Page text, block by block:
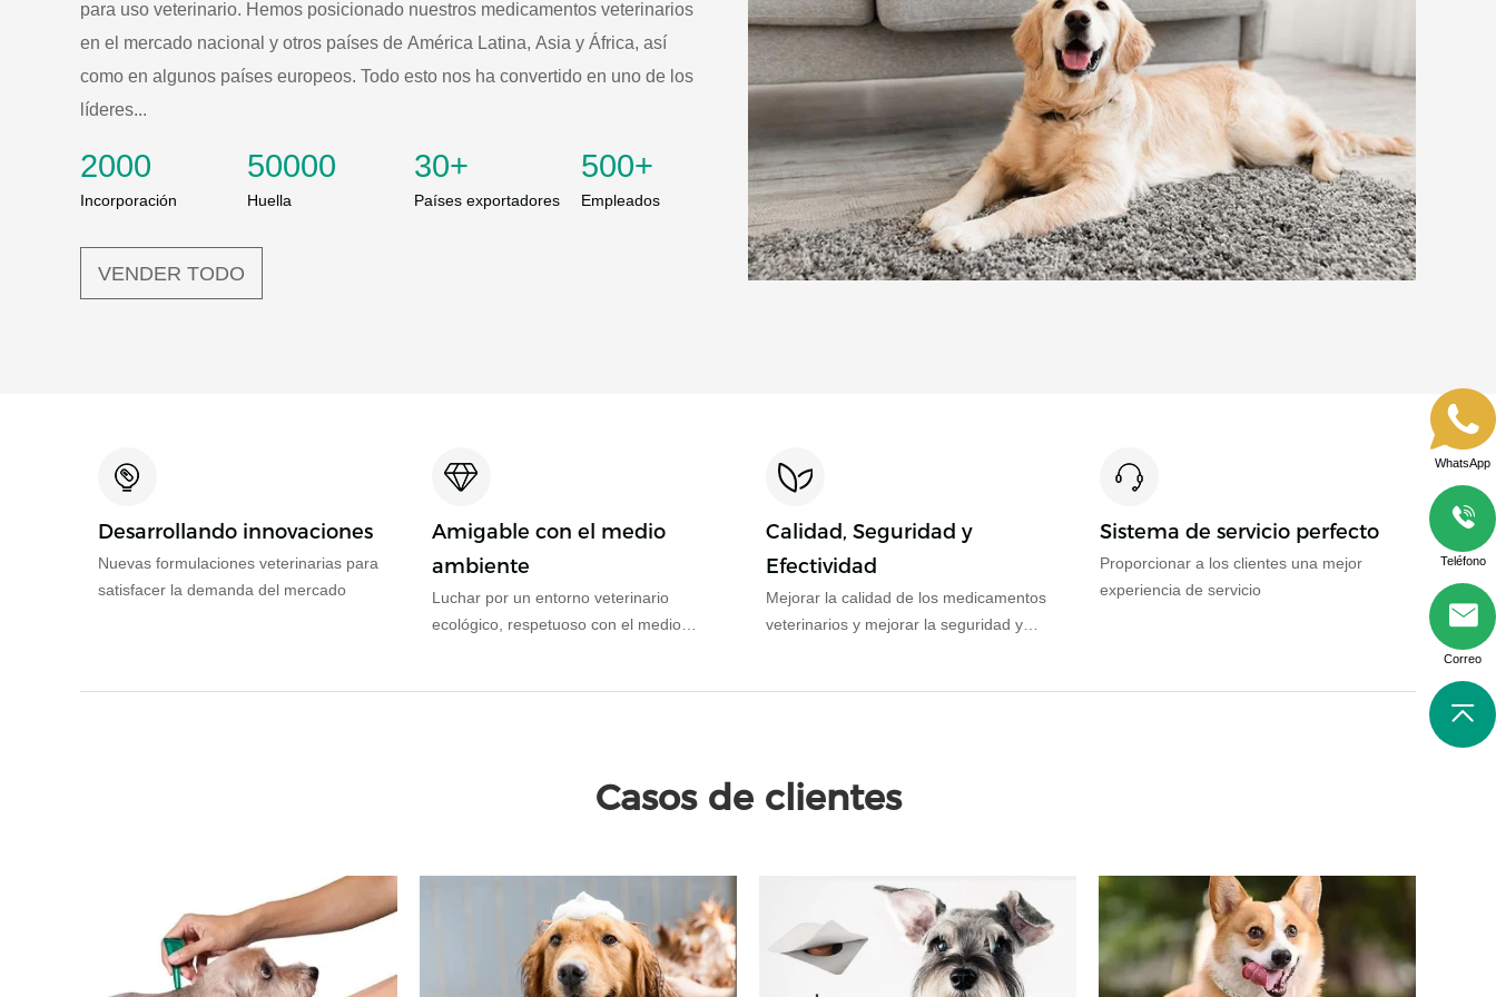
para uso veterinario. Hemos posicionado nuestros medicamentos veterinarios
en el mercado nacional y otros países de América Latina, Asia y África, así
como en algunos países europeos. Todo esto nos ha convertido en uno de los
líderes...
2000
Incorporación
50000
Huella
30+
Países exportadores
500+
Empleados
VENDER TODO
Desarrollando innovaciones
Nuevas formulaciones veterinarias para
satisfacer la demanda del mercado
Amigable con el medio
ambiente
Luchar por un entorno veterinario
ecológico, respetuoso con el medio
Calidad, Seguridad y
Efectividad
Mejorar la calidad de los medicamentos
veterinarios y mejorar la seguridad y
Sistema de servicio perfecto
Proporcionar a los clientes una mejor
experiencia de servicio
Casos de clientes
WhatsApp
Teléfono
Correo